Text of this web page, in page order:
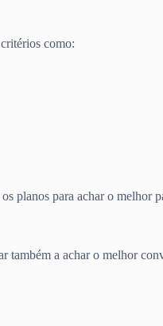
como:
planos para achar o melhor
também a achar o melhor